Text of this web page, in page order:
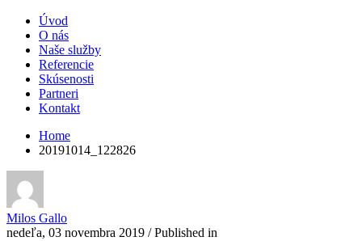
Úvod
O nás
Naše služby
Referencie
Skúsenosti
Partneri
Kontakt
Home
20191014_122826
Milos Gallo
nedeľa, 03 novembra 2019 /Published in